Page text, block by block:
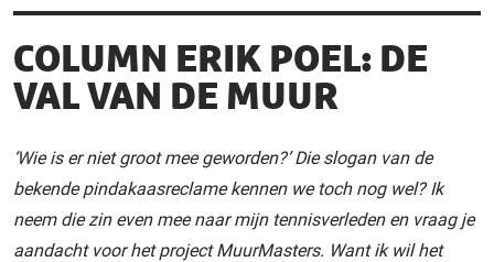
COLUMN ERIK POEL: DE
VAL VAN DE MUUR
‘Wie is er niet groot mee geworden?’ Die slogan van de
bekende pindakaasreclame kennen we toch nog wel? Ik
neem die zin even mee naar mijn tennisverleden en vraag je
aandacht voor het project MuurMasters. Want ik wil het